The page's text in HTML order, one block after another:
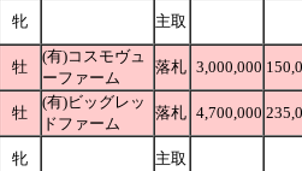
牝 主取
牡
(有)コスモヴュ
ーファーム
落札 3,000,000
牡
(有)ビッグレッ
ドファーム
落札 4,700,000
牝
主取